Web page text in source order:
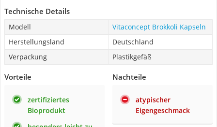
Technische Details
Modell
Vitaconcept Brokkoli Kapseln
Herstellungsland
Deutschland
Verpackung
Plastikgefäß
Vorteile
zertifiziertes
Bioprodukt
Nachteile
atypischer
Eigengeschmack